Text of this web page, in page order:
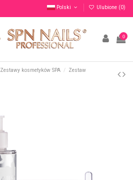
Polski Ulubione (0)
0
Zestawy kosmetyków SPA
Zestaw